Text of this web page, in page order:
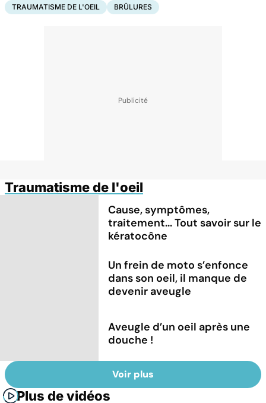
TRAUMATISME DE L'OEIL BRÛLURES
Traumatisme de l'oeil
Cause, symptômes,
traitement... Tout savoir sur le
kératocône
Un frein de moto s’enfonce
dans son oeil, il manque de
devenir aveugle
Aveugle d’un oeil après une
douche !
Voir plus
Plus de vidéos